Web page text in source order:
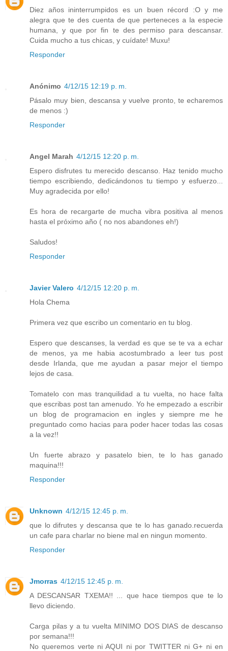
Diez años ininterrumpidos es un buen récord :O y me
alegra que te des cuenta de que perteneces a la especie
humana, y que por fin te des permiso para descansar.
Cuida mucho a tus chicas, y cuídate! Muxu!
Responder
Anónimo 4/12/15 12:19 p. m.
Pásalo muy bien, descansa y vuelve pronto, te echaremos
de menos :)
Responder
Angel Marah 4/12/15 12:20 p. m.
Espero disfrutes tu merecido descanso. Haz tenido mucho
tiempo escribiendo, dedicándonos tu tiempo y esfuerzo...
Muy agradecida por ello!
Es hora de recargarte de mucha vibra positiva al menos
hasta el próximo año ( no nos abandones eh!)
Saludos!
Responder
Javier Valero 4/12/15 12:20 p. m.
Hola Chema
Primera vez que escribo un comentario en tu blog.
Espero que descanses, la verdad es que se te va a echar
de menos, ya me habia acostumbrado a leer tus post
desde Irlanda, que me ayudan a pasar mejor el tiempo
lejos de casa.
Tomatelo con mas tranquilidad a tu vuelta, no hace falta
que escribas post tan amenudo. Yo he empezado a escribir
un blog de programacion en ingles y siempre me he
preguntado como hacias para poder hacer todas las cosas
a la vez!!
Un fuerte abrazo y pasatelo bien, te lo has ganado
maquina!!!
Responder
Unknown 4/12/15 12:45 p. m.
que lo difrutes y descansa que te lo has ganado.recuerda
un cafe para charlar no biene mal en ningun momento.
Responder
Jmorras 4/12/15 12:45 p. m.
A DESCANSAR TXEMA!! ... que hace tiempos que te lo
llevo diciendo.
Carga pilas y a tu vuelta MINIMO DOS DIAS de descanso
por semana!!!
No queremos verte ni AQUI ni por TWITTER ni G+ ni en